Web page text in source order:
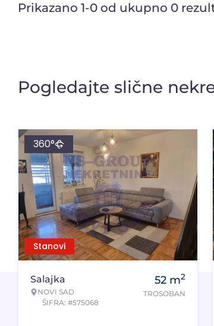
Prikazano 1-0 od ukupno 0
Pogledajte slične
Stanovi
360°
Salajka
NOVI SAD
ŠIFRA: #575068
52 m2
TROSOBAN